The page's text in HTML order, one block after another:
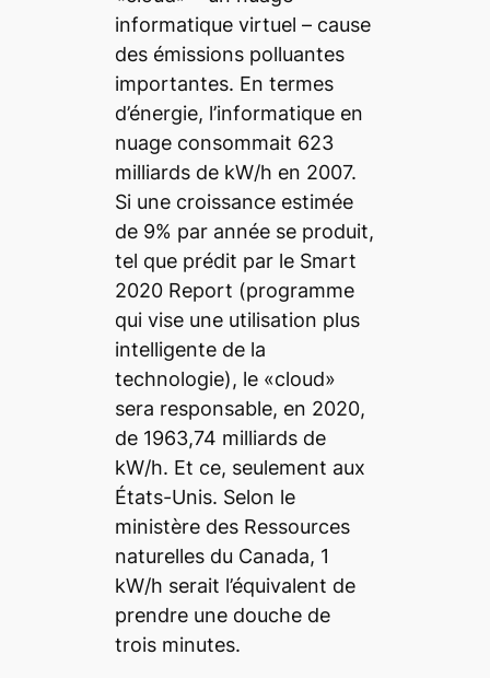
informatique virtuel – cause
des émissions polluantes
importantes. En termes
d’énergie, l’informatique en
nuage consommait 623
milliards de kW/h en 2007.
Si une croissance estimée
de 9% par année se produit,
tel que prédit par le Smart
2020 Report (programme
qui vise une utilisation plus
intelligente de la
technologie), le «cloud»
sera responsable, en 2020,
de 1963,74 milliards de
kW/h. Et ce, seulement aux
États-Unis. Selon le
ministère des Ressources
naturelles du Canada, 1
kW/h serait l’équivalent de
prendre une douche de
trois minutes.